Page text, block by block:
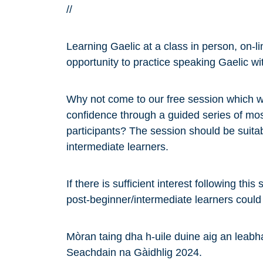
//
Learning Gaelic at a class in person, on-
opportunity to practice speaking Gaelic
Why not come to our free session which
confidence through a guided series of
participants? The session should be
intermediate learners.
If there is sufficient interest following this
post-beginner/intermediate learners
Mòran taing dha h-uile duine aig an
Seachdain na Gàidhlig 2024.